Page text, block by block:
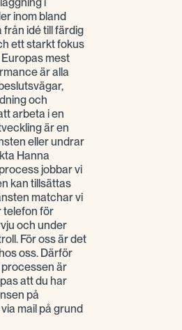
inom bland
idé till färdig
ett starkt fokus
mest
är alla
och
arbeta i en
är en
eller undrar
Hanna
jobbar vi
kan tillsättas
matchar vi
telefon för
och under
För oss är det
oss. Därför
är
att du har
på
mail på grund